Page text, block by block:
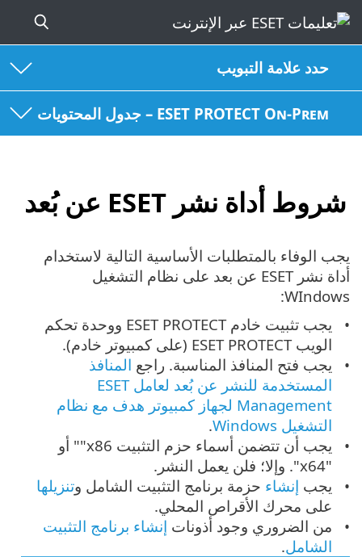
حدد علامة التبويب
ESET PROTECT On-Prem – جدول المحتويات
شروط أداة نشر ESET عن بُعد
يجب الوفاء بالمتطلبات الأساسية التالية لاستخدام
أداة نشر ESET عن بعد على نظام التشغيل
WIndows:
يجب تثبيت خادم ESET PROTECT ووحدة تحكم
الويب ESET PROTECT (على كمبيوتر خادم).
يجب فتح المنافذ المناسبة. راجع المنافذ
المستخدمة للنشر عن بُعد لعامل ESET
Management لجهاز كمبيوتر هدف مع نظام
التشغيل Windows
.
يجب أن تتضمن أسماء حزم التثبيت ‎"x86" أو
"x64". وإلا؛ فلن يعمل النشر.
يجب ‎ إنشاء حزمة برنامج التثبيت الشامل وتنزيلها
على محرك الأقراص المحلي.
من الضروري وجود أذونات ‎ إنشاء برنامج التثبيت
الشامل.